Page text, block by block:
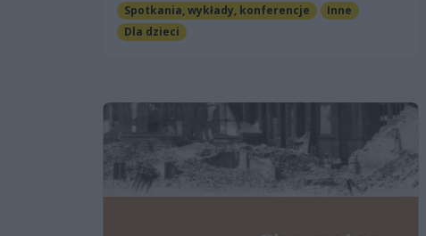
Spotkania, wykłady, konferencje
Inne
Dla dzieci